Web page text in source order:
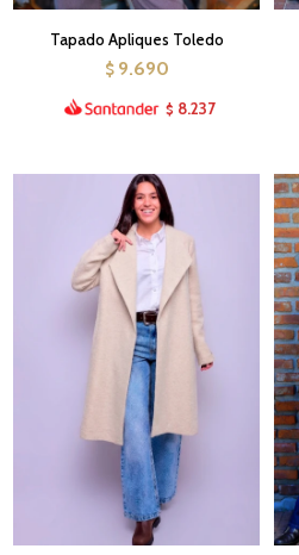
Tapado Apliques Toledo
$ 9.690
$ 8.237